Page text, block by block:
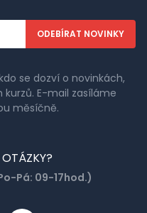
se dozví o novinkách,
E-mail zasíláme
měsíčně.
Pá: 09-17hod.)